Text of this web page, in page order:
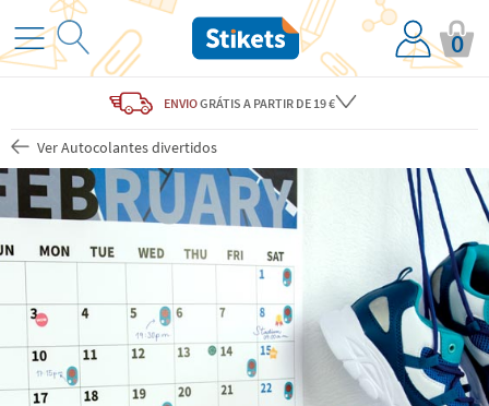
0
ENVIOGRÁTIS A PARTIR DE 19 €
Ver Autocolantes divertidos